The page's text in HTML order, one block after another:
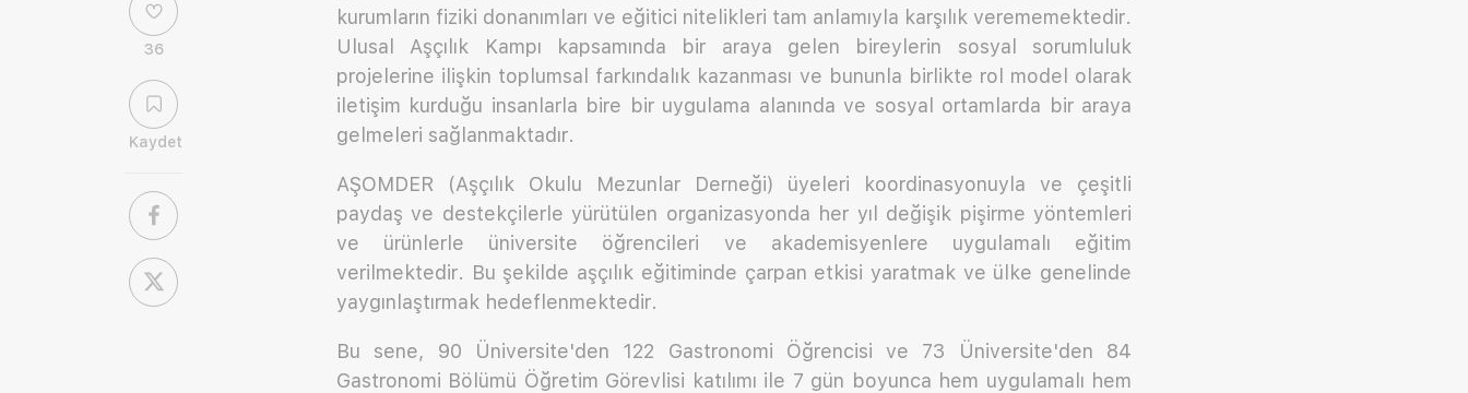
36
Kaydet
kurumların fiziki donanımları ve eğitici nitelikleri tam anlamıyla karşılık verememektedir.
Ulusal Aşçılık Kampı kapsamında bir araya gelen bireylerin sosyal sorumluluk
projelerine ilişkin toplumsal farkındalık kazanması ve bununla birlikte rol model olarak
iletişim kurduğu insanlarla bire bir uygulama alanında ve sosyal ortamlarda bir araya
gelmeleri sağlanmaktadır.
AŞOMDER (Aşçılık Okulu Mezunlar Derneği) üyeleri koordinasyonuyla ve çeşitli
paydaş ve destekçilerle yürütülen organizasyonda her yıl değişik pişirme yöntemleri
ve ürünlerle üniversite öğrencileri ve akademisyenlere uygulamalı eğitim
verilmektedir. Bu şekilde aşçılık eğitiminde çarpan etkisi yaratmak ve ülke genelinde
yaygınlaştırmak hedeflenmektedir.
Bu sene, 90 Üniversite'den 122 Gastronomi Öğrencisi ve 73 Üniversite'den 84
Gastronomi Bölümü Öğretim Görevlisi katılımı ile 7 gün boyunca hem uygulamalı hem